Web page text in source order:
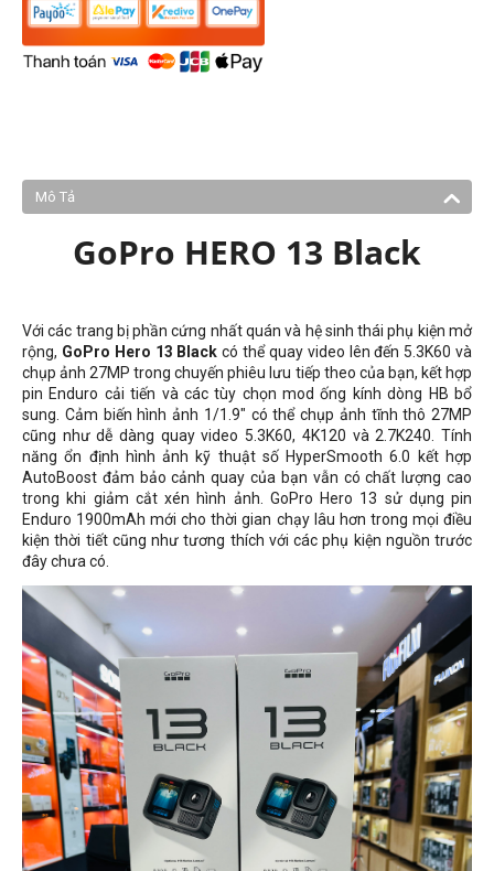
Mô Tả
GoPro HERO 13 Black
Với các trang bị phần cứng nhất quán và hệ sinh thái phụ kiện mở
rộng, GoPro Hero 13 Black có thể quay video lên đến 5.3K60 và
chụp ảnh 27MP trong chuyến phiêu lưu tiếp theo của bạn, kết hợp
pin Enduro cải tiến và các tùy chọn mod ống kính dòng HB bổ
sung. Cảm biến hình ảnh 1/1.9" có thể chụp ảnh tĩnh thô 27MP
cũng như dễ dàng quay video 5.3K60, 4K120 và 2.7K240. Tính
năng ổn định hình ảnh kỹ thuật số HyperSmooth 6.0 kết hợp
AutoBoost đảm bảo cảnh quay của bạn vẫn có chất lượng cao
trong khi giảm cắt xén hình ảnh. GoPro Hero 13 sử dụng pin
Enduro 1900mAh mới cho thời gian chạy lâu hơn trong mọi điều
kiện thời tiết cũng như tương thích với các phụ kiện nguồn trước
đây chưa có.